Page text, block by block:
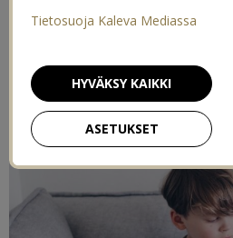
Tietosuoja Kaleva Mediassa
ASETUKSET
HYVÄKSY KAIKKI